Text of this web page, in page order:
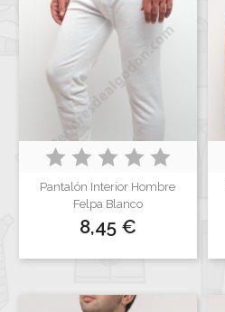
Pantalón Interior Hombre
Felpa Blanco
Precio
8,45 €